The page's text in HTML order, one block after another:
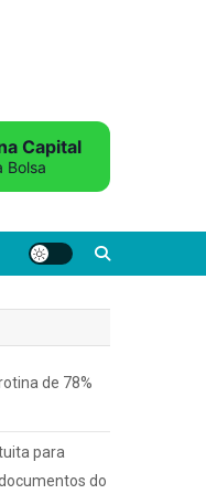
Capital
Bolsa
de 78%
para
do